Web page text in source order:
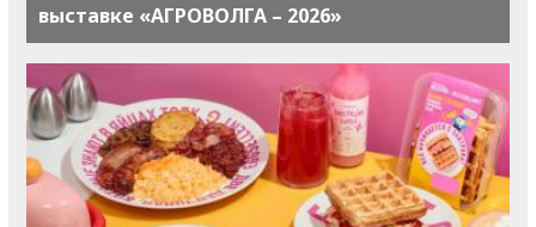
выставке «АГРОВОЛГА – 2026»